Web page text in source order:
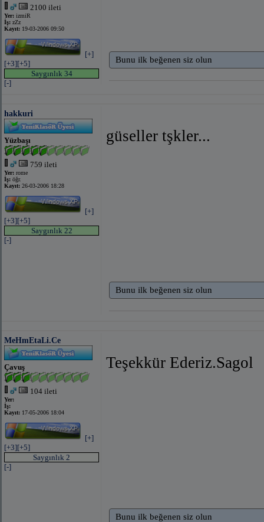
2100 ileti
Yer: izmiR
İş: zZz
Kayıt: 19-03-2006 09:50
[+]
[+3][+5]
Saygınlık 34
[-]
Bunu ilk beğenen siz olun
hakkuri
Yüzbaşı
759 ileti
Yer: rome
İş: öğr.
Kayıt: 26-03-2006 18:28
[+]
[+3][+5]
Saygınlık 22
[-]
güseller tşkler...
Bunu ilk beğenen siz olun
MeHmEtaLi.Ce
Çavuş
104 ileti
Yer:
İş:
Kayıt: 17-05-2006 18:04
[+]
[+3][+5]
Saygınlık 2
[-]
Teşekkür Ederiz.Sagol
Bunu ilk beğenen siz olun